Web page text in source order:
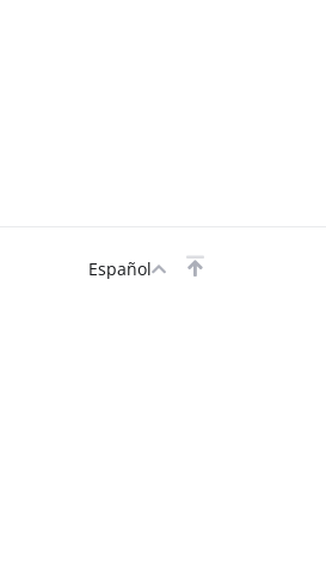
Español